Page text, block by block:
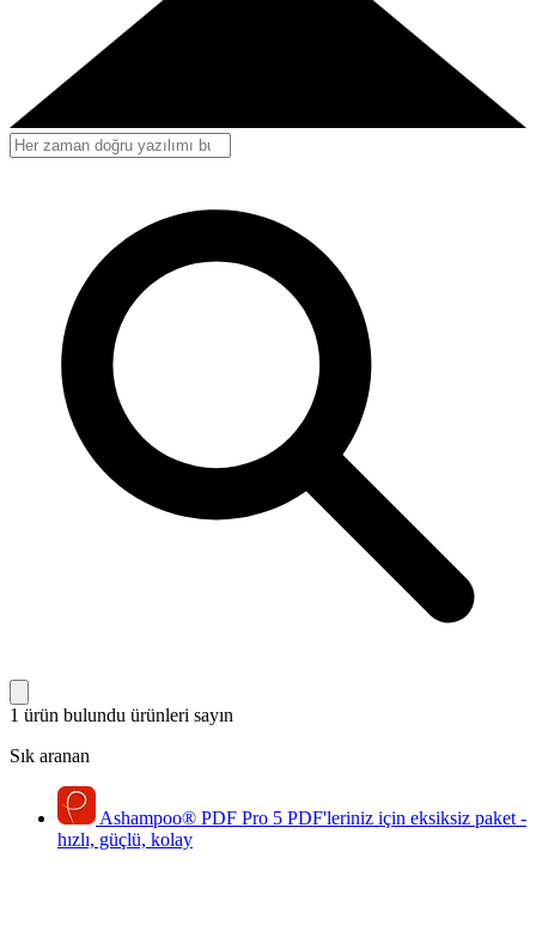
1 ürün bulundu ürünleri sayın
Sık aranan
Ashampoo® PDF Pro 5 PDF'leriniz için eksiksiz paket -
hızlı, güçlü, kolay